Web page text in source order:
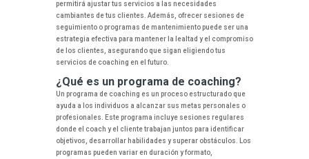
permitirá ajustar tus servicios a las necesidades
cambiantes de tus clientes. Además, ofrecer sesiones de
seguimiento o programas de mantenimiento puede ser una
estrategia efectiva para mantener la lealtad y el compromiso
de los clientes, asegurando que sigan eligiendo tus
servicios de coaching en el futuro.
¿Qué es un programa de coaching?
Un programa de coaching es un proceso estructurado que
ayuda a los individuos a alcanzar sus metas personales o
profesionales. Este programa incluye sesiones regulares
donde el coach y el cliente trabajan juntos para identificar
objetivos, desarrollar habilidades y superar obstáculos. Los
programas pueden variar en duración y formato,